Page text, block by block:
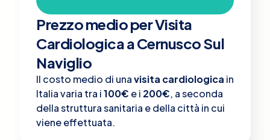
Prezzo medio per Visita
Cardiologica a Cernusco Sul
Naviglio
Il costo medio di unavisita cardiologica in
Italia varia tra i100€ e i 200€, a seconda
della struttura sanitaria e della città in cui
viene effettuata.